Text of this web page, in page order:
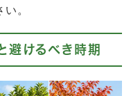
。
避けるべき時期